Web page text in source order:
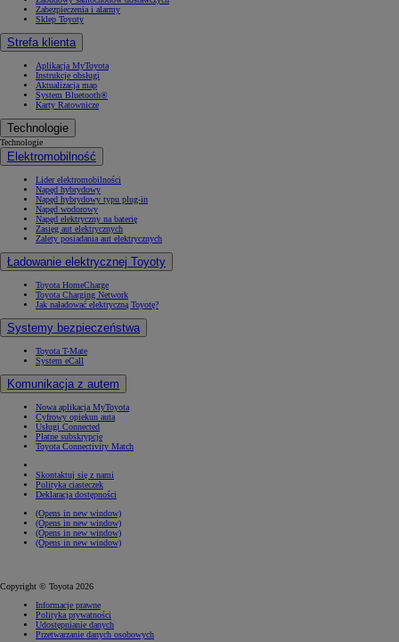
Zabezpieczenia i alarmy
Sklep Toyoty
Strefa klienta
Aplikacja MyToyota
Instrukcje obsługi
Aktualizacja map
System Bluetooth®
Karty Ratownicze
Technologie
Technologie
Elektromobilność
Lider elektromobilności
Napęd hybrydowy
Napęd hybrydowy typu plug-in
Napęd wodorowy
Napęd elektryczny na baterię
Zasięg aut elektrycznych
Zalety posiadania aut elektrycznych
Ładowanie elektrycznej Toyoty
Toyota HomeCharge
Toyota Charging Network
Jak naładować elektryczną Toyotę?
Systemy bezpieczeństwa
Toyota T-Mate
System eCall
Komunikacja z autem
Nowa aplikacja MyToyota
Cyfrowy opiekun auta
Usługi Connected
Płatne subskrypcje
Toyota Connectivity Match
Skontaktuj się z nami
Polityka ciasteczek
Deklaracja dostępności
(Opens in new window)
(Opens in new window)
(Opens in new window)
(Opens in new window)
Copyright © Toyota 2026
Informacje prawne
Polityka prywatności
Udostępnianie danych
Przetwarzanie danych osobowych